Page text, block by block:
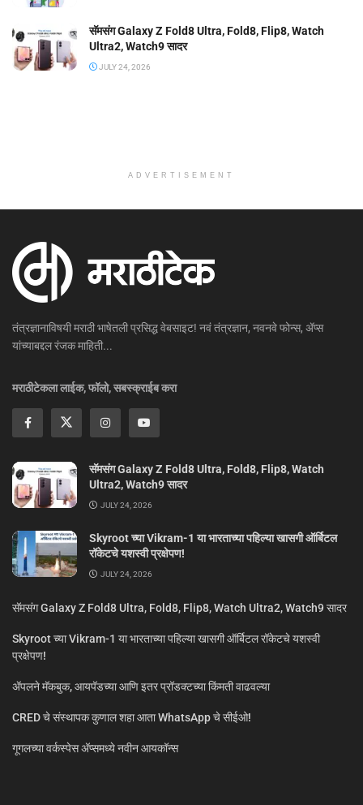
सॅमसंग Galaxy Z Fold8 Ultra, Fold8, Flip8, Watch
Ultra2, Watch9 सादर
JULY 24, 2026
ADVERTISEMENT
तंत्रज्ञानाविषयी मराठी भाषेतली प्रसिद्ध वेबसाइट! नवं तंत्रज्ञान, नवनवे फोन्स, ॲप्स
यांच्याबद्दल रंजक माहिती...
मराठीटेकला लाईक, फॉलो, सबस्क्राईब करा
सॅमसंग Galaxy Z Fold8 Ultra, Fold8, Flip8, Watch
Ultra2, Watch9 सादर
JULY 24, 2026
Skyroot च्या Vikram-1 या भारताच्या पहिल्या खासगी ऑर्बिटल
रॉकेटचे यशस्वी प्रक्षेपण!
JULY 24, 2026
सॅमसंग Galaxy Z Fold8 Ultra, Fold8, Flip8, Watch Ultra2, Watch9 सादर
Skyroot च्या Vikram-1 या भारताच्या पहिल्या खासगी ऑर्बिटल रॉकेटचे यशस्वी
प्रक्षेपण!
ॲपलने मॅकबुक, आयपॅडच्या आणि इतर प्रॉडक्टच्या किंमती वाढवल्या
CRED चे संस्थापक कुणाल शहा आता WhatsApp चे सीईओ!
गूगलच्या वर्कस्पेस अ‍ॅप्समध्ये नवीन आयकॉन्स